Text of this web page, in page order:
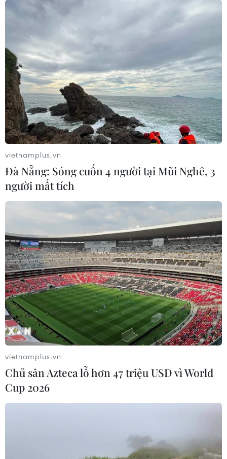
#Thái Lan #Trung Quốc #Ấn Độ
#COVID-19
#Ca mắc mới
#Tử vong
#Phòng chống dịch
Ấn Độ
Hongkong Thái Lan Trung Quốc
Theo dõi VietnamPlus
TIN LIÊN QUAN
thể cao gấp 10 lần thực tế
vietnamplus.vn
Đà Nẵng: Sóng cuốn 4 người tại Mũi Nghê, 3
người mất tích
vietnamplus.vn
Chủ sân Azteca lỗ hơn 47 triệu USD vì World
Cup 2026